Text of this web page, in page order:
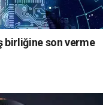
birliğine son verme